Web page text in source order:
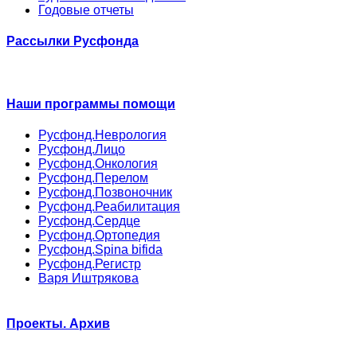
Годовые отчеты
Рассылки Русфонда
Наши программы помощи
Русфонд.Неврология
Русфонд.Лицо
Русфонд.Онкология
Русфонд.Перелом
Русфонд.Позвоночник
Русфонд.Реабилитация
Русфонд.Сердце
Русфонд.Ортопедия
Русфонд.Spina bifida
Русфонд.Регистр
Варя Иштрякова
Проекты. Архив